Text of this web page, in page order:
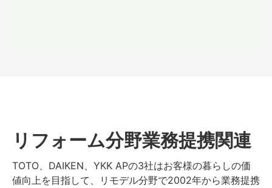
リフォーム分野業務提携関連
TOTO、DAIKEN、YKK APの3社はお客様の暮らしの価
値向上を目指して、リモデル分野で2002年から業務提携